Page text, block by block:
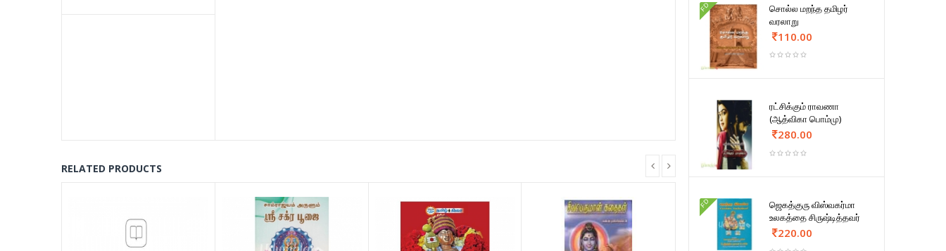
RELATED PRODUCTS
FD
சொல்ல மறந்த தமிழர்
வரலாறு
110.00
ரட்சிக்கும் ராவணா
(ஆத்விகா பொம்மு)
280.00
FD
ஜெகத்குரு விஸ்வகர்மா
உலகத்தை சிருஷ்டித்தவர்
220.00